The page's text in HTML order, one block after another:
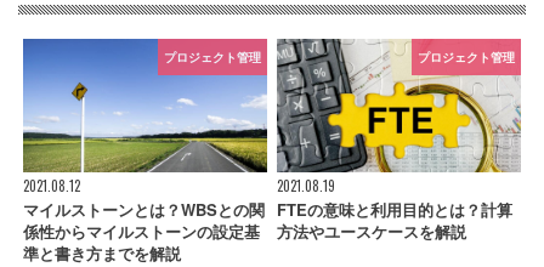
プロジェクト管理
2021.08.12
マイルストーンとは？WBSとの関
係性からマイルストーンの設定基
準と書き方までを解説
プロジェクト管理
2021.08.19
FTEの意味と利用目的とは？計算
方法やユースケースを解説